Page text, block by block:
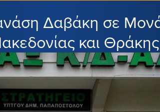
Δαβάκη σε
και Θράκης